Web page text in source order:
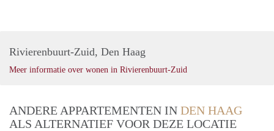
Rivierenbuurt-Zuid, Den Haag
Meer informatie over wonen in Rivierenbuurt-Zuid
ANDERE APPARTEMENTEN IN DEN HAAG
ALS ALTERNATIEF VOOR DEZE LOCATIE